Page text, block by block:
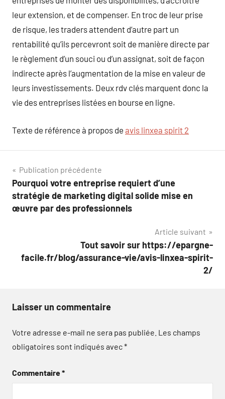
leur extension, et de compenser. En troc de leur prise
de risque, les traders attendent d’autre part un
rentabilité qu’ils percevront soit de manière directe par
le règlement d’un souci ou d’un assignat, soit de façon
indirecte après l’augmentation de la mise en valeur de
leurs investissements. Deux rdv clés marquent donc la
vie des entreprises listées en bourse en ligne.
Texte de référence à propos de avis linxea spirit 2
Navigation
de
l’article
Publication précédente
Pourquoi votre entreprise requiert d’une
stratégie de marketing digital solide mise en
œuvre par des professionnels
Article suivant
Tout savoir sur https://epargne-
facile.fr/blog/assurance-vie/avis-linxea-spirit-
2/
Laisser un commentaire
Votre adresse e-mail ne sera pas publiée. Les champs
obligatoires sont indiqués avec*
Commentaire*